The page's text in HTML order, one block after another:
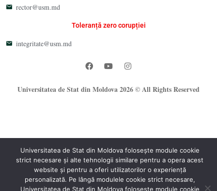
rector@usm.md
Toleranță zero corupției
integritate@usm.md
Universitatea de Stat din Moldova 2026 © All Rights Reserved
Oficiul Programare Web al USM®
Universitatea de Stat din Moldova folosește module cookie
strict necesare și alte tehnologii similare pentru a opera acest
website și pentru a oferi utilizatorilor o experiență
personalizată. Pe lângă modulele cookie strict necesare,
Universitatea de Stat din Moldova folosește module cookie